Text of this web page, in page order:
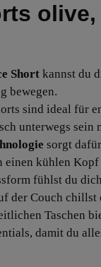
Short kannst du
bewegen.
sind ideal für
unterwegs sein
sorgt
einen kühlen Kopf
fühlst du
der Couch chillst
Taschen
damit du